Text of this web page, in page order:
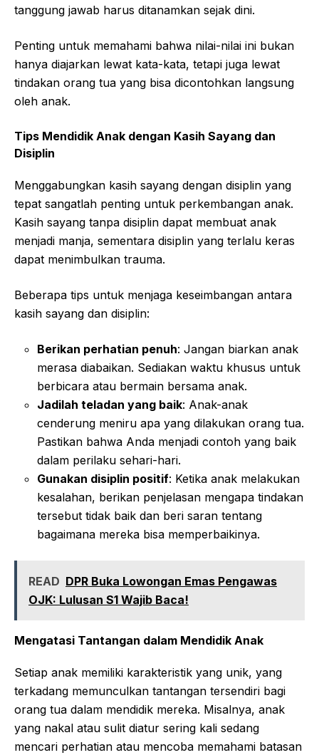
tanggung jawab harus ditanamkan sejak dini.
Penting untuk memahami bahwa nilai-nilai ini bukan
hanya diajarkan lewat kata-kata, tetapi juga lewat
tindakan orang tua yang bisa dicontohkan langsung
oleh anak.
Tips Mendidik Anak dengan Kasih Sayang dan
Disiplin
Menggabungkan kasih sayang dengan disiplin yang
tepat sangatlah penting untuk perkembangan anak.
Kasih sayang tanpa disiplin dapat membuat anak
menjadi manja, sementara disiplin yang terlalu keras
dapat menimbulkan trauma.
Beberapa tips untuk menjaga keseimbangan antara
kasih sayang dan disiplin:
Berikan perhatian penuh: Jangan biarkan anak
merasa diabaikan. Sediakan waktu khusus untuk
berbicara atau bermain bersama anak.
Jadilah teladan yang baik: Anak-anak
cenderung meniru apa yang dilakukan orang tua.
Pastikan bahwa Anda menjadi contoh yang baik
dalam perilaku sehari-hari.
Gunakan disiplin positif: Ketika anak melakukan
kesalahan, berikan penjelasan mengapa tindakan
tersebut tidak baik dan beri saran tentang
bagaimana mereka bisa memperbaikinya.
READ DPR Buka Lowongan Emas Pengawas
OJK: Lulusan S1 Wajib Baca!
Mengatasi Tantangan dalam Mendidik Anak
Setiap anak memiliki karakteristik yang unik, yang
terkadang memunculkan tantangan tersendiri bagi
orang tua dalam mendidik mereka. Misalnya, anak
yang nakal atau sulit diatur sering kali sedang
mencari perhatian atau mencoba memahami batasan